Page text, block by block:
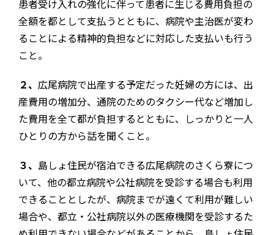
患者受け入れの強化に伴って患者に生じる費用負担の
全額を都として支払うとともに、病院や主治医が変わ
ることによる精神的負担などに対応した支払いも行う
こと。
２、 広尾病院で出産する予定だった妊婦の方には、出
産費用の増加分、通院のためのタクシー代など増加し
た費用を全て都が負担するとともに、しっかりと一人
ひとりの方から話を聞くこと。
３、 島しょ住民が宿泊できる広尾病院のさくら寮につ
いて、他の都立病院や公社病院を受診する場合も利用
できることとしたが、病院までが遠くて利用が難しい
場合や、都立・公社病院以外の医療機関を受診するた